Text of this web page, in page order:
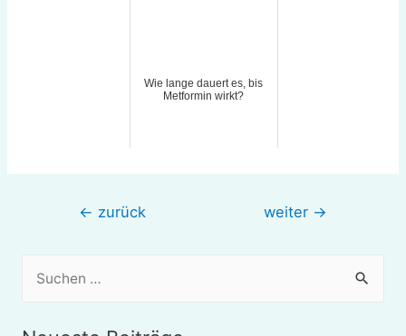
Wie lange dauert es, bis
Metformin wirkt?
Beitragsnavigation
← zurück weiter →